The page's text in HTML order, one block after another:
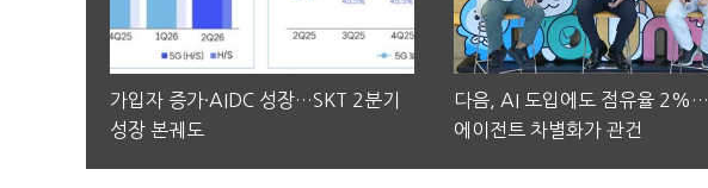
가입자 증가·AIDC 성장…SKT 2분기
성장 본궤도
다음, AI 도입에도 점유율 2%…
에이전트 차별화가 관건